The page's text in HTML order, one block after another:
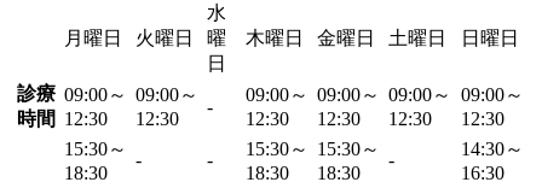
月曜日 火曜日
水
曜
日
木曜日 金曜日 土曜日 日曜日
診療
時間
09:00～
12:30
09:00～
12:30
-
09:00～
12:30
09:00～
12:30
09:00～
12:30
09:00～
12:30
15:30～
18:30
- -
15:30～
18:30
15:30～
18:30
-
14:30～
16:30